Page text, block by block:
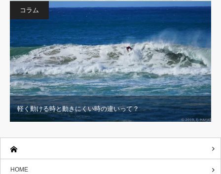
コラム
軽く動ける時と動きにくい時の違いって？
HOME